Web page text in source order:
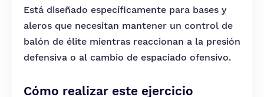
Está diseñado específicamente para bases y
aleros que necesitan mantener un control de
balón de élite mientras reaccionan a la presión
defensiva o al cambio de espaciado ofensivo.
Cómo realizar este ejercicio